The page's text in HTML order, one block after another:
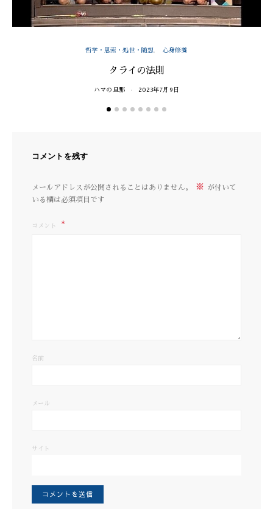
哲学・思索・処世・随想 心身修養
タライの法則
ハマの旦那 2023年7月9日
コメントを残す
メールアドレスが公開されることはありません。 ※
が付いて
いる欄は必須項目です
コメント
名前
メール
サイト